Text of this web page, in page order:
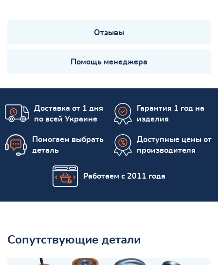
Отзывы
Помощь менеджера
Доставка от 1 дня
по всей Украине
Гарантия 1 год на
изделия
Помогаем выбрать
деталь
Доступные цены от
производителя
Работаем с 2011 года
Сопутствующие детали